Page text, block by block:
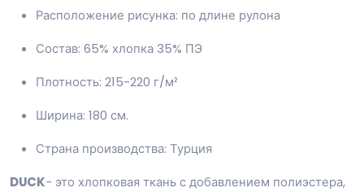
Расположение рисунка: по длине рулона
Состав: 65% хлопка 35% ПЭ
Плотность: 215-220 г/м²
Ширина: 180 см.
Страна производства: Турция
DUCK- это хлопковая ткань с добавлением полиэстера,